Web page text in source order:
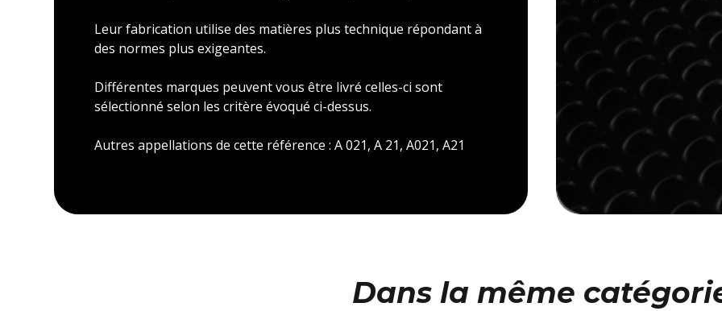
Leur fabrication utilise des matières plus technique répondant à
des normes plus exigeantes.
Différentes marques peuvent vous être livré celles-ci sont
sélectionné selon les critère évoqué ci-dessus.
Autres appellations de cette référence : A 021, A 21, A021, A21
Dans la même